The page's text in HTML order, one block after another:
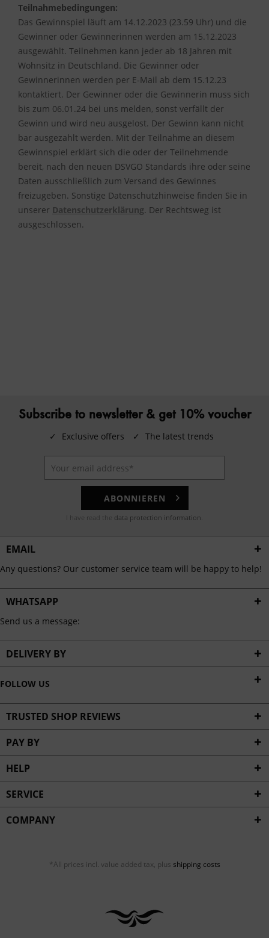
Teilnahmebedingungen:
Das Gewinnspiel läuft am 14.12.2023 (23.59 Uhr) und die
Gewinner oder Gewinnerinnen werden am 15.12.2023
ausgewählt. Teilnehmen kann jeder ab 18 Jahren mit
Wohnsitz in Deutschland. Die Gewinner oder
Gewinnerinnen werden per E-Mail ab dem 15.12.23
kontaktiert. Der Gewinner oder die Gewinnerin muss sich
bis zum 06.01.24 bei uns melden, sonst verfällt der
Gewinn und wird neu ausgelost. Der Gewinn kann nicht
bar ausgezahlt werden. Mit der Teilnahme an diesem
Gewinnspiel erklärt sich die oder der Teilnehmende
bereit, nach den neuen DSVGO Standards ihre oder seine
Daten ausschließlich zum Versand des Gewinnes
freizugeben. Sonstige Datenschutzhinweise finden Sie in
unserer Datenschutzerklärung. Der Rechtsweg ist
ausgeschlossen.
Subscribe to newsletter & get 10% voucher
✓ Exclusive offers ✓ The latest trends
ABONNIEREN
I have read the data protection information.
EMAIL
Any questions? Our customer service team will be happy to help!
WHATSAPP
Send us a message:
DELIVERY BY
FOLLOW US
TRUSTED SHOP REVIEWS
PAY BY
HELP
SERVICE
COMPANY
*All prices incl. value added tax, plus shipping costs
Service Inactive